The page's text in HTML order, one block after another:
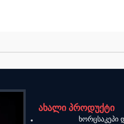
ახალი პროდუქტი
ხორცსაკეპი